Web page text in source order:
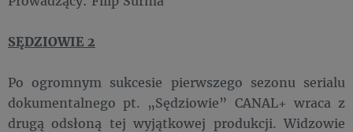
SĘDZIOWIE 2
Po ogromnym sukcesie pierwszego sezonu serialu
dokumentalnego pt. „Sędziowie” CANAL+ wraca z
drugą odsłoną tej wyjątkowej produkcji. Widzowie